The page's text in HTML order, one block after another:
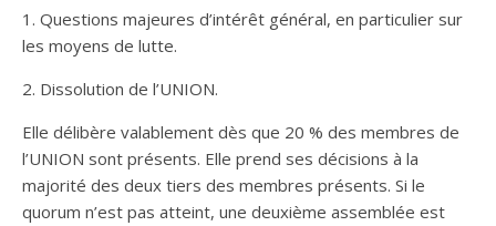
1. Questions majeures d’intérêt général, en particulier sur
les moyens de lutte.
2. Dissolution de l’UNION.
Elle délibère valablement dès que 20 % des membres de
l’UNION sont présents. Elle prend ses décisions à la
majorité des deux tiers des membres présents. Si le
quorum n’est pas atteint, une deuxième assemblée est